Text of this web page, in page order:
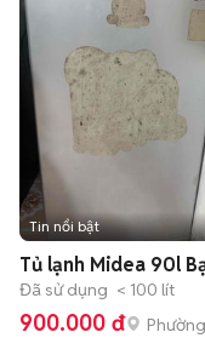
Tin nổi bật
Tủ lạnh Midea 90l
Đã sử dụng < 100 lít
900.000 đ